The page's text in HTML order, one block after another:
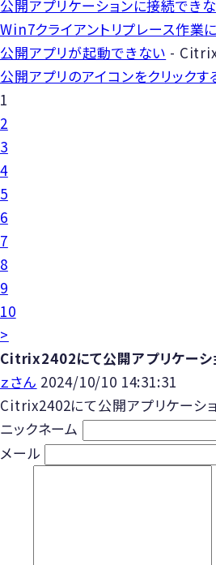
公開アプリケーションに接続でき
Win7クライアントリプレース作業
公開アプリが起動できない -
公開アプリのアイコンをクリックす
1
2
3
4
5
6
7
8
9
10
>
Citrix2402にて公開アプリケーシ
ｚさん 2024/10/10 14:31:31
Citrix2402にて公開アプリケーシ
ニックネーム
メール